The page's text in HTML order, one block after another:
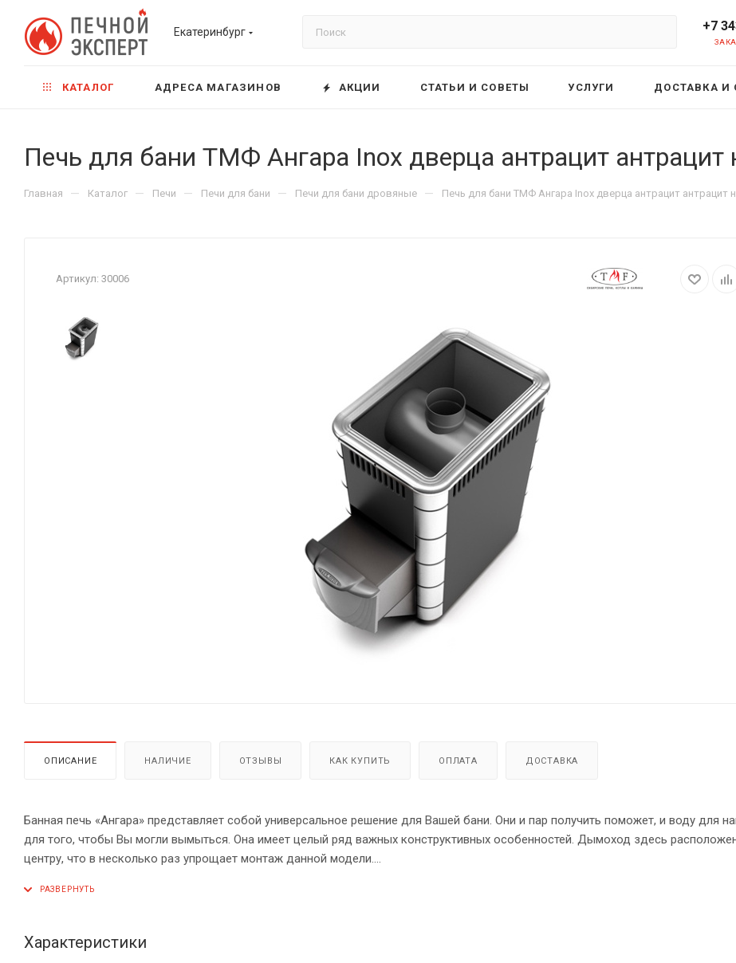
Екатеринбург +7
КАТАЛОГ АДРЕСА МАГАЗИНОВ АКЦИИ СТАТЬИ И СОВЕТЫ УСЛУГИ ДОСТАВКА И
Печь для бани ТМФ Ангара Inox дверца антрацит антрацит
Главная — Каталог — Печи — Печи для бани — Печи для бани дровяные — Печь для бани ТМФ Ангара Inox дверца антрацит антрацит
Артикул: 30006
ОПИСАНИЕ НАЛИЧИЕ ОТЗЫВЫ КАК КУПИТЬ ОПЛАТА ДОСТАВКА
Банная печь «Ангара» представляет собой универсальное решение для Вашей бани. Они и пар получить поможет, и воду для
для того, чтобы Вы могли вымыться. Она имеет целый ряд важных конструктивных особенностей. Дымоход здесь
центру, что в несколько раз упрощает монтаж данной модели.
градусов. Это очень важно для получения пара отличного качества. А благодаря использованию жаростойкой стали, данная
устойчива к окислению и другим внешним воздействиям.
Характеристики